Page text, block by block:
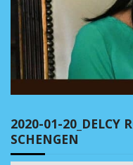
2020-01-20_DELCY
SCHENGEN